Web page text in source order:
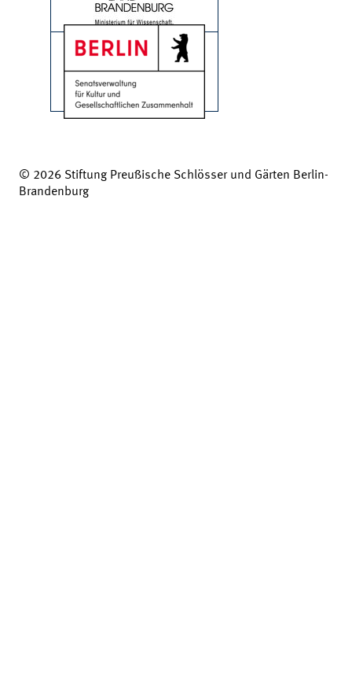
© 2026 Stiftung Preußische Schlösser und Gärten Berlin-
Brandenburg